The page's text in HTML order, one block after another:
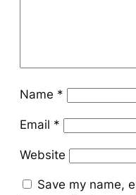
Name *
Email *
Website
Save my name,